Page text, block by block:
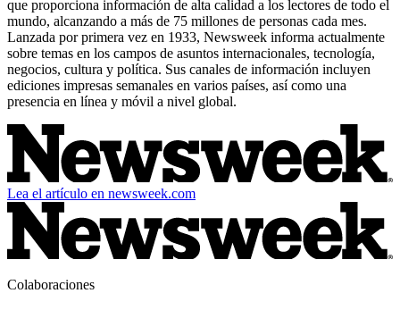
que proporciona información de alta calidad a los lectores de todo el
mundo, alcanzando a más de 75 millones de personas cada mes.
Lanzada por primera vez en 1933, Newsweek informa actualmente
sobre temas en los campos de asuntos internacionales, tecnología,
negocios, cultura y política. Sus canales de información incluyen
ediciones impresas semanales en varios países, así como una
presencia en línea y móvil a nivel global.
Lea el artículo en newsweek.com
Colaboraciones